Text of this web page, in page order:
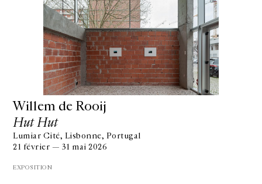
Willem de Rooij
Hut Hut
Lumiar Cité, Lisbonne, Portugal
21 février — 31 mai 2026
EXPOSITION